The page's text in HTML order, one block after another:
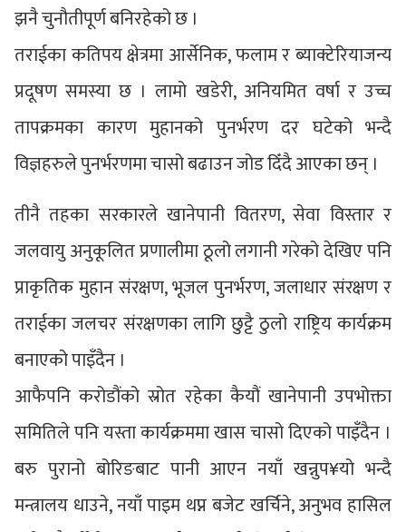
झनै चुनौतीपूर्ण बनिरहेको छ ।
तराईका कतिपय क्षेत्रमा आर्सेनिक, फलाम र ब्याक्टेरियाजन्य
प्रदूषण समस्या छ । लामो खडेरी, अनियमित वर्षा र उच्च
तापक्रमका कारण मुहानको पुनर्भरण दर घटेको भन्दै
विज्ञहरुले पुनर्भरणमा चासो बढाउन जोड दिँदै आएका छन् ।
तीनै तहका सरकारले खानेपानी वितरण, सेवा विस्तार र
जलवायु अनुकूलित प्रणालीमा ठूलो लगानी गरेको देखिए पनि
प्राकृतिक मुहान संरक्षण, भूजल पुनर्भरण, जलाधार संरक्षण र
तराईका जलचर संरक्षणका लागि छुट्टै ठुलो राष्ट्रिय कार्यक्रम
बनाएको पाइँदैन ।
आफैपनि करोडौंको स्रोत रहेका कैयौं खानेपानी उपभोक्ता
समितिले पनि यस्ता कार्यक्रममा खास चासो दिएको पाइँदैन ।
बरु पुरानो बोरिङबाट पानी आएन नयाँ खन्नुप¥यो भन्दै
मन्त्रालय धाउने, नयाँ पाइम थप्न बजेट खर्चिने, अनुभव हासिल